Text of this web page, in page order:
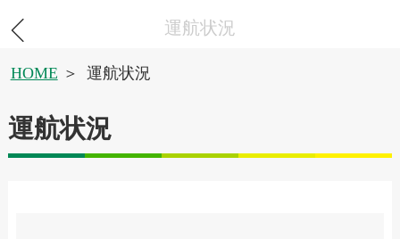
HOME 運航状況
運航状況
運航状況